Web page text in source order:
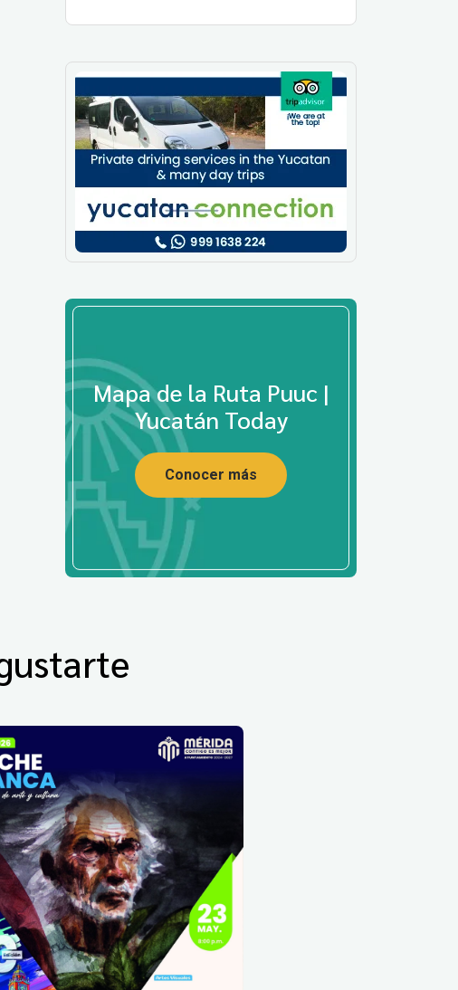
Mapa de la Ruta Puuc |
Yucatán Today
Conocer más